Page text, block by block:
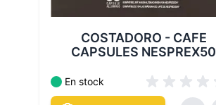
COSTADORO - CAFE
CAPSULES NESPREX50
En stock